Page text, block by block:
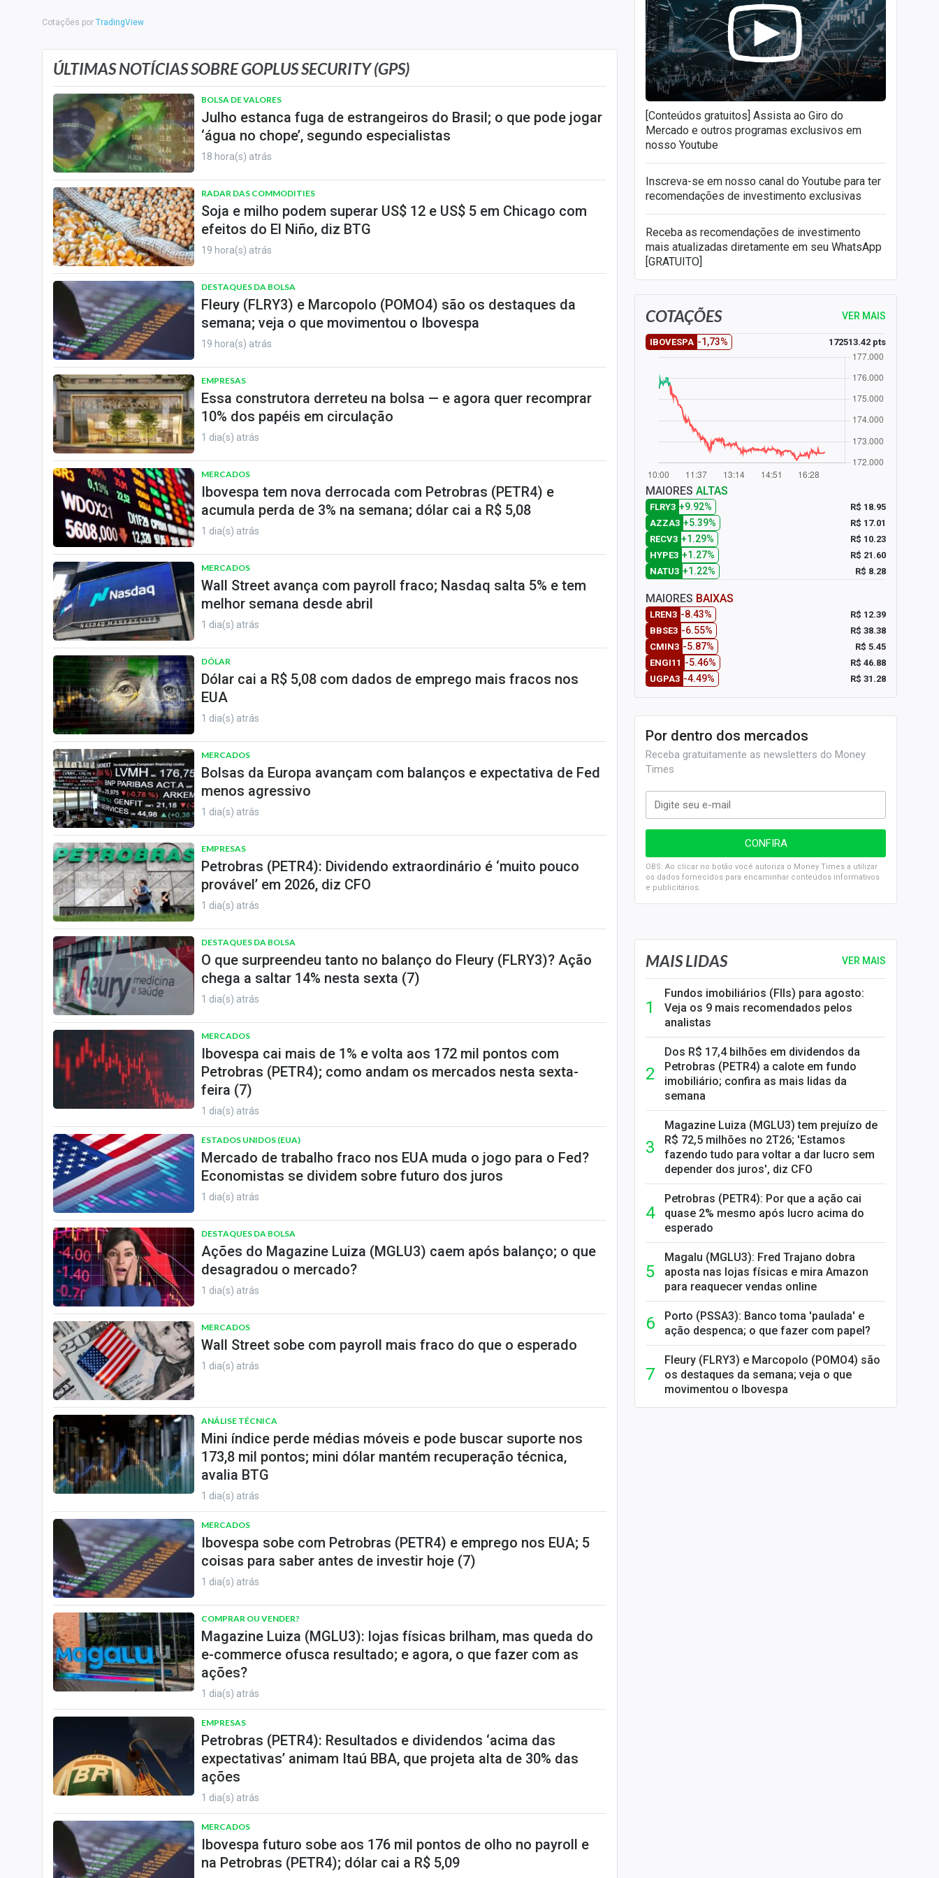
Marketing
Tecnologia
Conteúdo de Marca
Expediente
Cotações por TradingView
ÚLTIMAS NOTÍCIAS SOBRE GOPLUS SECURITY (GPS)
BOLSA DE VALORES
Julho estanca fuga de estrangeiros do Brasil; o que pode jogar
‘água no chope’, segundo especialistas
18 hora(s) atrás
RADAR DAS COMMODITIES
Soja e milho podem superar US$ 12 e US$ 5 em Chicago com
efeitos do El Niño, diz BTG
19 hora(s) atrás
DESTAQUES DA BOLSA
Fleury (FLRY3) e Marcopolo (POMO4) são os destaques da
semana; veja o que movimentou o Ibovespa
19 hora(s) atrás
EMPRESAS
Essa construtora derreteu na bolsa — e agora quer recomprar
10% dos papéis em circulação
1 dia(s) atrás
MERCADOS
Ibovespa tem nova derrocada com Petrobras (PETR4) e
acumula perda de 3% na semana; dólar cai a R$ 5,08
1 dia(s) atrás
MERCADOS
Wall Street avança com payroll fraco; Nasdaq salta 5% e tem
melhor semana desde abril
1 dia(s) atrás
DÓLAR
Dólar cai a R$ 5,08 com dados de emprego mais fracos nos
EUA
1 dia(s) atrás
MERCADOS
Bolsas da Europa avançam com balanços e expectativa de Fed
menos agressivo
1 dia(s) atrás
EMPRESAS
Petrobras (PETR4): Dividendo extraordinário é ‘muito pouco
provável’ em 2026, diz CFO
1 dia(s) atrás
DESTAQUES DA BOLSA
O que surpreendeu tanto no balanço do Fleury (FLRY3)? Ação
chega a saltar 14% nesta sexta (7)
1 dia(s) atrás
MERCADOS
Ibovespa cai mais de 1% e volta aos 172 mil pontos com
Petrobras (PETR4); como andam os mercados nesta sexta-
feira (7)
1 dia(s) atrás
ESTADOS UNIDOS (EUA)
Mercado de trabalho fraco nos EUA muda o jogo para o Fed?
Economistas se dividem sobre futuro dos juros
1 dia(s) atrás
DESTAQUES DA BOLSA
Ações do Magazine Luiza (MGLU3) caem após balanço; o que
desagradou o mercado?
1 dia(s) atrás
MERCADOS
Wall Street sobe com payroll mais fraco do que o esperado
1 dia(s) atrás
ANÁLISE TÉCNICA
Mini índice perde médias móveis e pode buscar suporte nos
173,8 mil pontos; mini dólar mantém recuperação técnica,
avalia BTG
1 dia(s) atrás
MERCADOS
Ibovespa sobe com Petrobras (PETR4) e emprego nos EUA; 5
coisas para saber antes de investir hoje (7)
1 dia(s) atrás
COMPRAR OU VENDER?
Magazine Luiza (MGLU3): lojas físicas brilham, mas queda do
e-commerce ofusca resultado; e agora, o que fazer com as
ações?
1 dia(s) atrás
EMPRESAS
Petrobras (PETR4): Resultados e dividendos ‘acima das
expectativas’ animam Itaú BBA, que projeta alta de 30% das
ações
1 dia(s) atrás
MERCADOS
Ibovespa futuro sobe aos 176 mil pontos de olho no payroll e
na Petrobras (PETR4); dólar cai a R$ 5,09
[Conteúdos gratuitos] Assista ao Giro do
Mercado e outros programas exclusivos em
nosso Youtube
Inscreva-se em nosso canal do Youtube para ter
recomendações de investimento exclusivas
Receba as recomendações de investimento
mais atualizadas diretamente em seu WhatsApp
[GRATUITO]
COTAÇÕES VER MAIS
IBOVESPA -1,73% 172513.42 pts
MAIORES ALTAS
FLRY3 +9.92%
R$ 18.95
AZZA3 +5.39%
R$ 17.01
RECV3 +1.29%
R$ 10.23
HYPE3 +1.27%
R$ 21.60
NATU3 +1.22% R$ 8.28
MAIORES BAIXAS
LREN3 -8.43%
R$ 12.39
BBSE3 -6.55%
R$ 38.38
CMIN3 -5.87%
R$ 5.45
ENGI11 -5.46%
R$ 46.88
UGPA3 -4.49% R$ 31.28
Por dentro dos mercados
Receba gratuitamente as newsletters do Money
Times
OBS: Ao clicar no botão você autoriza o Money Times a utilizar
os dados fornecidos para encaminhar conteúdos informativos
e publicitários.
SELIC em 14%: A repercussão da decisão sobre os JUROS
MAIS LIDAS VER MAIS
Fundos imobiliários (FIIs) para agosto:
Veja os 9 mais recomendados pelos
analistas
Dos R$ 17,4 bilhões em dividendos da
Petrobras (PETR4) a calote em fundo
imobiliário; confira as mais lidas da
semana
Magazine Luiza (MGLU3) tem prejuízo de
R$ 72,5 milhões no 2T26; 'Estamos
fazendo tudo para voltar a dar lucro sem
depender dos juros', diz CFO
Petrobras (PETR4): Por que a ação cai
quase 2% mesmo após lucro acima do
esperado
Magalu (MGLU3): Fred Trajano dobra
aposta nas lojas físicas e mira Amazon
para reaquecer vendas online
Porto (PSSA3): Banco toma 'paulada' e
ação despenca; o que fazer com papel?
Fleury (FLRY3) e Marcopolo (POMO4) são
os destaques da semana; veja o que
movimentou o Ibovespa